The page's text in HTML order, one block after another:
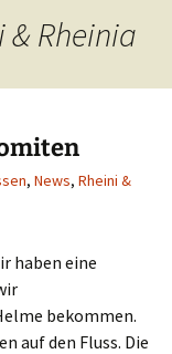
Rheinia
, News, Rheini &
haben eine
bekommen.
auf den Fluss. Die